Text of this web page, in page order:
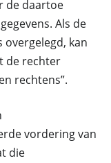
de daartoe
Als de
kan
de rechter
rechtens”.
vordering van
die